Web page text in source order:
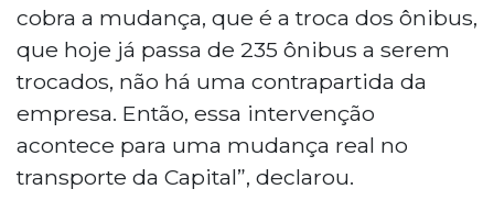
cobra a mudança, que é a troca dos ônibus,
que hoje já passa de 235 ônibus a serem
trocados, não há uma contrapartida da
empresa. Então, essa intervenção
acontece para uma mudança real no
transporte da Capital”, declarou.